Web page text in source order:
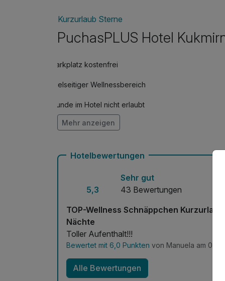
Kurzurlaub Sterne
PuchasPLUS Hotel
Parkplatz kostenfrei
Vielseitiger Wellnessbereich
Hunde im Hotel nicht erlaubt
Fahrradverleih
Mehr anzeigen
Hotelbewertungen
5,3
Sehr gut
43 Bewertungen
TOP-Wellness Schnäppchen
Nächte
Toller Aufenthalt!!!
Bewertet mit 6,0 Punkten von Manuela am
Alle Bewertungen